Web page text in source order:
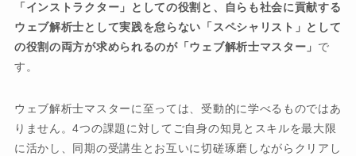
「インストラクター」としての役割と、自らも社会に貢献する
ウェブ解析士として実践を怠らない「スペシャリスト」として
の役割の両方が求められるのが「ウェブ解析士マスター」 で
す。
ウェブ解析士マスターに至っては、受動的に学べるものではあ
りません。4つの課題に対してご自身の知見とスキルを最大限
に活かし、同期の受講生とお互いに切磋琢磨しながらクリアし